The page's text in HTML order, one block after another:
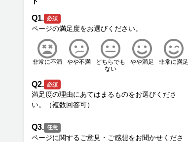
Q1. 必須
非常に不満 やや不満
どちらでも
ない
やや満足 非常に満足
Q2. 必須
満足度の理由にあてはまるものをお選びくださ
Q3. 任意
ページに関するご意見・ご感想をお聞かせくださ